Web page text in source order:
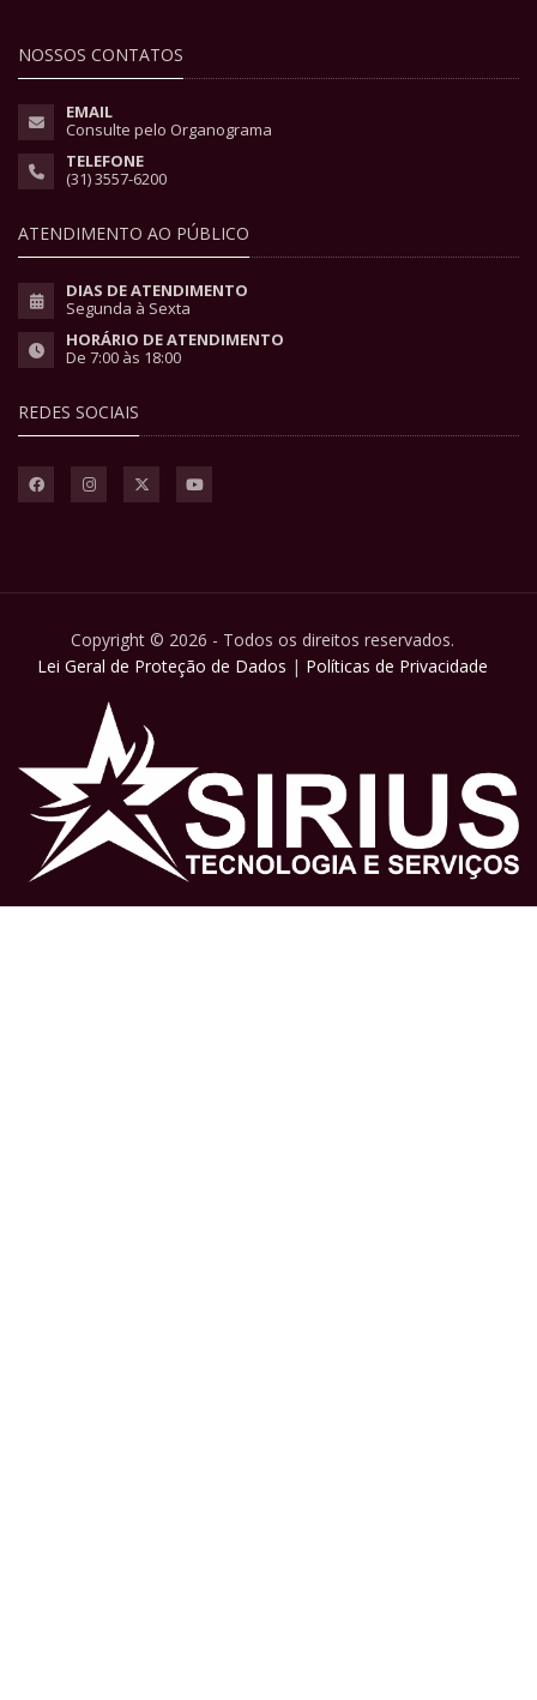
NOSSOS CONTATOS
EMAIL
Consulte pelo Organograma
TELEFONE
(31) 3557-6200
ATENDIMENTO AO PÚBLICO
DIAS DE ATENDIMENTO
Segunda à Sexta
HORÁRIO DE ATENDIMENTO
De 7:00 às 18:00
REDES SOCIAIS
Copyright © 2026 - Todos os direitos reservados.
Lei Geral de Proteção de Dados | Políticas de Privacidade